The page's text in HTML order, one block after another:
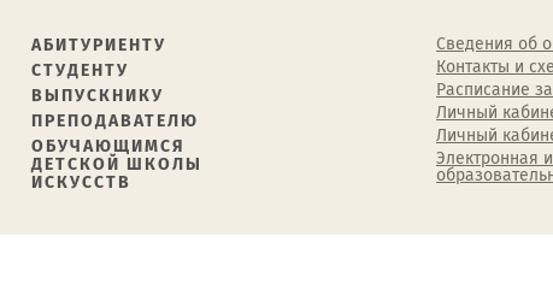
АБИТУРИЕНТУ
СТУДЕНТУ
ВЫПУСКНИКУ
ПРЕПОДАВАТЕЛЮ
ОБУЧАЮЩИМСЯ
ДЕТСКОЙ ШКОЛЫ
ИСКУССТВ
Сведения об
Контакты и
Расписание
Личный
Личный
Электронная